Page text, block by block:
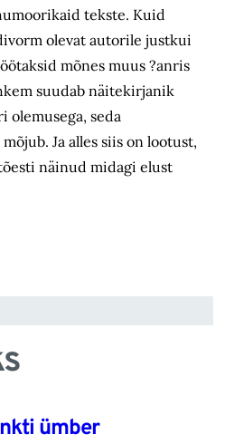
tekste. Kuid
olevat autorile justkui
mõnes muus ?anris
suudab näitekirjanik
olemusega, seda
Ja alles siis on lootust,
näinud midagi elust
ümber